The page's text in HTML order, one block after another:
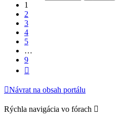
1
2
3
4
5
…
9
Návrat na obsah portálu
Rýchla navigácia vo fórach